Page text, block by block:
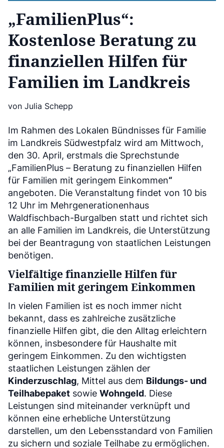
„FamilienPlus“:
Kostenlose Beratung zu
finanziellen Hilfen für
Familien im Landkreis
von Julia Schepp
Im Rahmen des Lokalen Bündnisses für Familie
im Landkreis Südwestpfalz wird am Mittwoch,
den 30. April, erstmals die Sprechstunde
„FamilienPlus – Beratung zu finanziellen Hilfen
für Familien mit geringem Einkommen“
angeboten. Die Veranstaltung findet von 10 bis
12 Uhr im Mehrgenerationenhaus
Waldfischbach-Burgalben statt und richtet sich
an alle Familien im Landkreis, die Unterstützung
bei der Beantragung von staatlichen Leistungen
benötigen.
Vielfältige finanzielle Hilfen für
Familien mit geringem Einkommen
In vielen Familien ist es noch immer nicht
bekannt, dass es zahlreiche zusätzliche
finanzielle Hilfen gibt, die den Alltag erleichtern
können, insbesondere für Haushalte mit
geringem Einkommen. Zu den wichtigsten
staatlichen Leistungen zählen der
Kinderzuschlag, Mittel aus dem Bildungs- und
Teilhabepaket sowie Wohngeld. Diese
Leistungen sind miteinander verknüpft und
können eine erhebliche Unterstützung
darstellen, um den Lebensstandard von Familien
zu sichern und soziale Teilhabe zu ermöglichen.